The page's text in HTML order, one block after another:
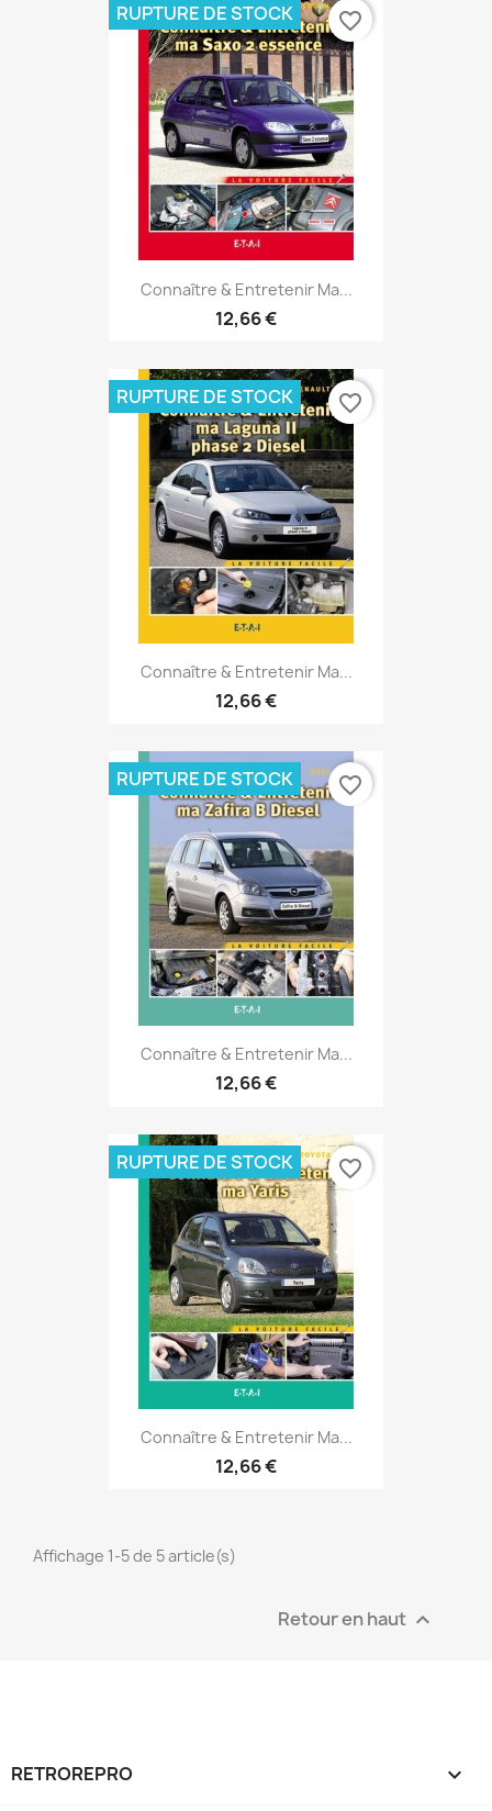
Connaître & Entretenir Ma...
12,66 €
RUPTURE DE STOCK favorite_border
Connaître & Entretenir Ma...
12,66 €
RUPTURE DE STOCK favorite_border
Connaître & Entretenir Ma...
12,66 €
RUPTURE DE STOCK favorite_border
Connaître & Entretenir Ma...
12,66 €
RUPTURE DE STOCK favorite_border
Affichage 1-5 de 5 article(s)
Retour en haut 
RETROREPRO 